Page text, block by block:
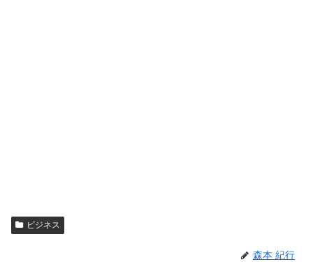
ビジネス
森本 紀行